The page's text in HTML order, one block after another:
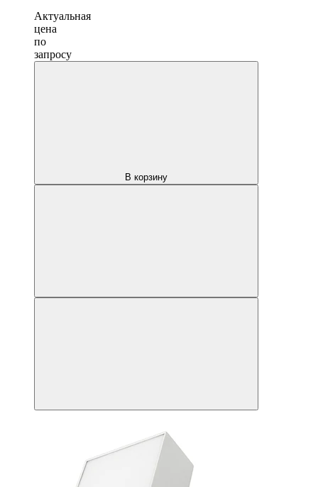
Актуальная
цена
по
запросу
В корзину